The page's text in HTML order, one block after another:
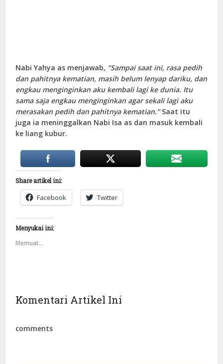
Nabi Yahya as menjawab, “Sampai saat ini, rasa pedih
dan pahitnya kematian, masih belum lenyap dariku, dan
engkau menginginkan aku kembali lagi ke dunia. Itu
sama saja engkau menginginkan agar sekali lagi aku
merasakan pedih dan pahitnya kematian.”Saat itu
juga ia meninggalkan Nabi Isa as dan masuk kembali
ke liang kubur.
Share artikel ini:
Facebook Twitter
Menyukai ini:
Memuat...
Komentari Artikel Ini
comments